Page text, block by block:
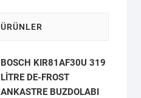
ÜRÜNLER
BOSCH KIR81AF30U 319
LİTRE DE-FROST
ANKASTRE BUZDOLABI